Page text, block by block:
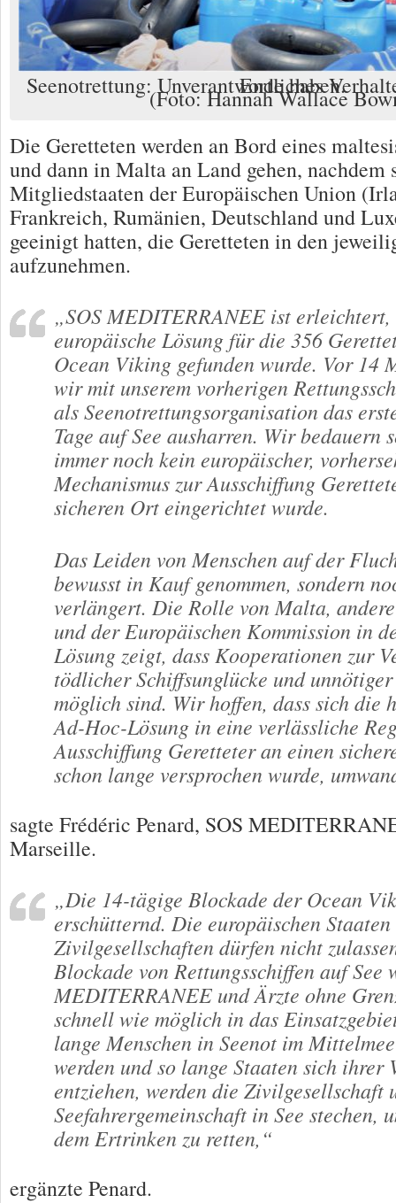
Seenotrettung: Unverantwortliches Verhalten der EU muss ein Ende haben.
(Foto: Hannah Wallace
Die Geretteten werden an Bord eines
und dann in Malta an Land gehen, nachdem
Mitgliedstaaten der Europäischen Union
Frankreich, Rumänien, Deutschland und
geeinigt hatten, die Geretteten in den
aufzunehmen.
„SOS MEDITERRANEE ist
europäische Lösung für die 356
Ocean Viking gefunden wurde. Vor 14
wir mit unserem vorherigen
als Seenotrettungsorganisation das
Tage auf See ausharren. Wir bedauern
immer noch kein europäischer,
Mechanismus zur Ausschiffung
sicheren Ort eingerichtet wurde.
Das Leiden von Menschen auf der
bewusst in Kauf genommen, sondern
verlängert. Die Rolle von Malta,
und der Europäischen Kommission in
Lösung zeigt, dass Kooperationen zur
tödlicher Schiffsunglücke und
möglich sind. Wir hoffen, dass sich die
Ad-Hoc-Lösung in eine verlässliche
Ausschiffung Geretteter an einen
schon lange versprochen wurde,
sagte Frédéric Penard, SOS
Marseille.
„Die 14-tägige Blockade der Ocean
erschütternd. Die europäischen
Zivilgesellschaften dürfen nicht
Blockade von Rettungsschiffen auf See
MEDITERRANEE und Ärzte ohne
schnell wie möglich in das
lange Menschen in Seenot im
werden und so lange Staaten sich ihrer
entziehen, werden die Zivilgesellschaft
Seefahrergemeinschaft in See stechen,
dem Ertrinken zu retten,“
ergänzte Penard.